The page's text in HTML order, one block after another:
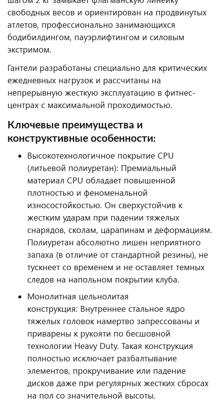
свободных весов и ориентирован на продвинутых
атлетов, профессионально занимающихся
бодибилдингом, пауэрлифтингом и силовым
экстримом.
Гантели разработаны специально для критических
ежедневных нагрузок и рассчитаны на
непрерывную жесткую эксплуатацию в фитнес-
центрах с максимальной проходимостью.
Ключевые преимущества и
конструктивные особенности:
Высокотехнологичное покрытие CPU
(литьевой полиуретан): Премиальный
материал CPU обладает повышенной
плотностью и феноменальной
износостойкостью. Он сверхустойчив к
жестким ударам при падении тяжелых
снарядов, сколам, царапинам и деформациям.
Полиуретан абсолютно лишен неприятного
запаха (в отличие от стандартной резины), не
тускнеет со временем и не оставляет темных
следов на напольном покрытии клуба.
Монолитная цельнолитая
конструкция: Внутреннее стальное ядро
тяжелых головок намертво запрессованы и
приварены к рукояти по бесшовной
технологии Heavy Duty. Такая конструкция
полностью исключает разбалтывание
элементов, прокручивание или падение
дисков даже при регулярных жестких сбросах
на пол со значительной высоты.